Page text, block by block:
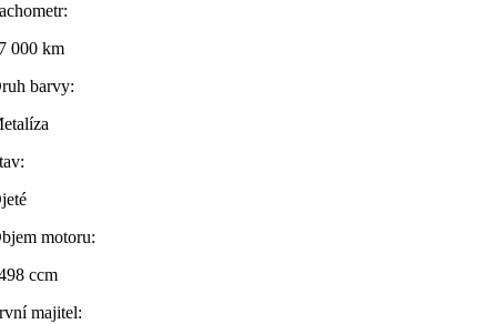
000 km
barvy:
motoru:
ccm
majitel: